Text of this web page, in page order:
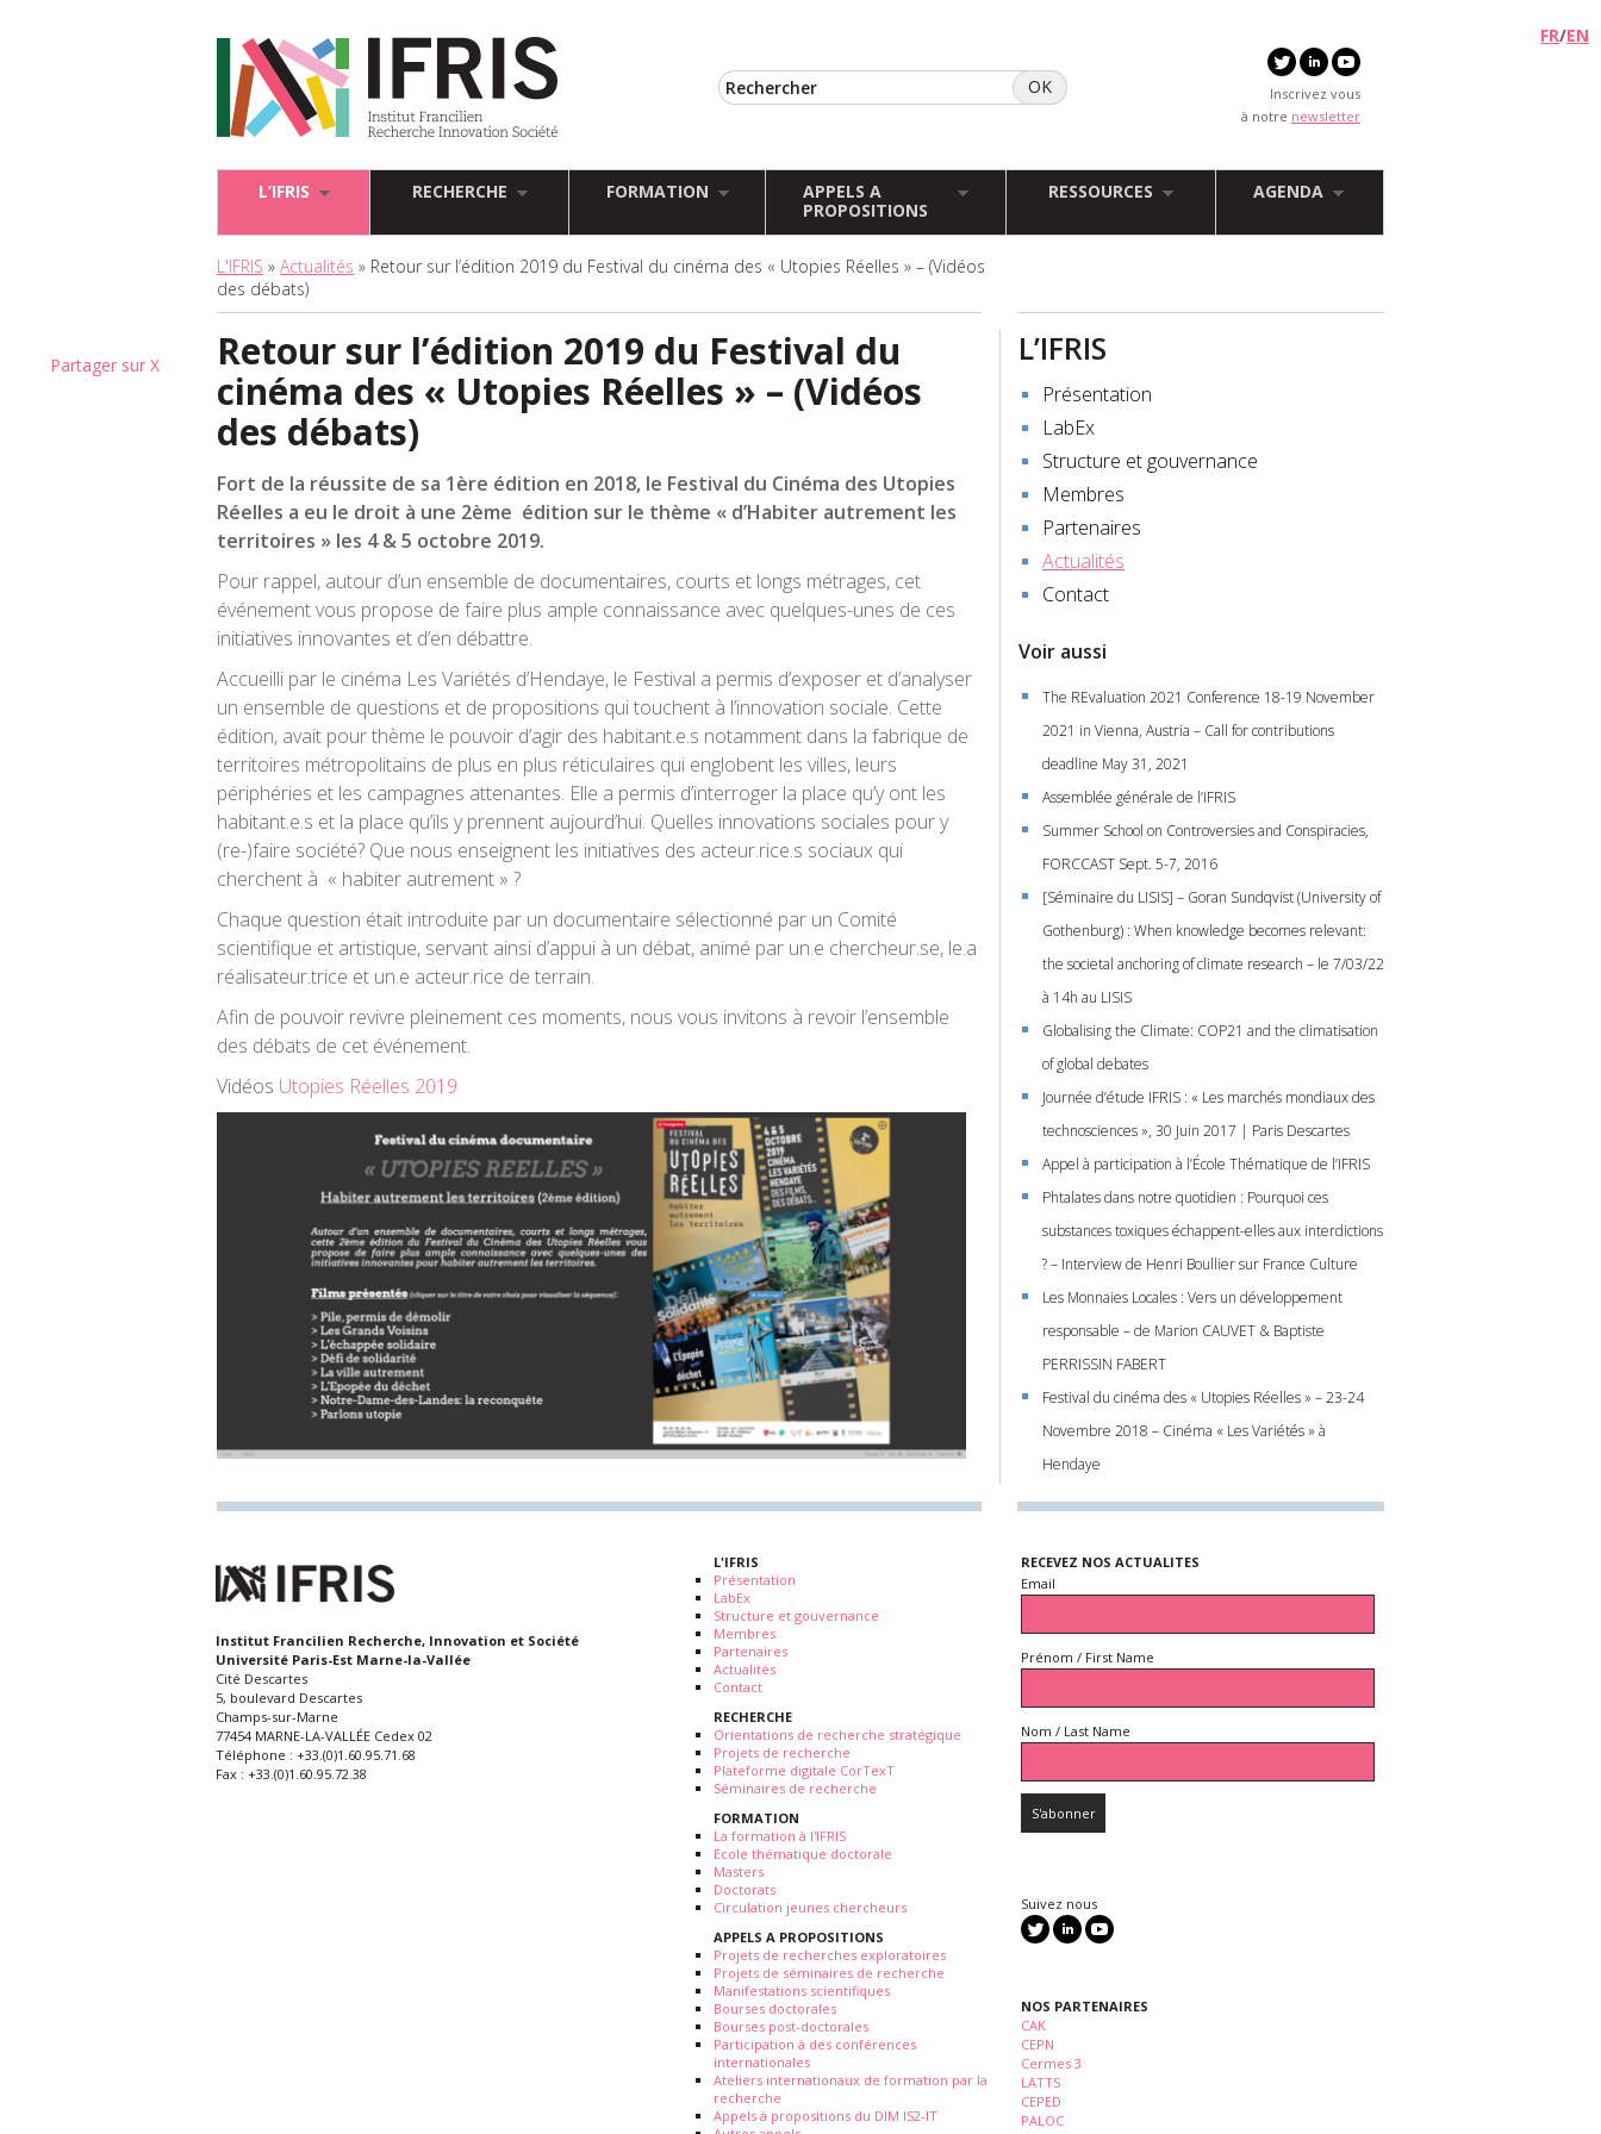
Inscrivez vous
à notre newsletter
FR/EN
L’IFRIS RECHERCHE FORMATION
APPELS A
PROPOSITIONS
RESSOURCES AGENDA
L'IFRIS » Actualités » Retour sur l’édition 2019 du Festival du cinéma des « Utopies Réelles » – (Vidéos
des débats)
Partager sur X
Retour sur l’édition 2019 du Festival du
cinéma des « Utopies Réelles » – (Vidéos
des débats)
Fort de la réussite de sa 1ère édition en 2018, le Festival du Cinéma des Utopies
Réelles a eu le droit à une 2ème édition sur le thème « d’Habiter autrement les
territoires » les 4 & 5 octobre 2019.
Pour rappel, autour d’un ensemble de documentaires, courts et longs métrages, cet
événement vous propose de faire plus ample connaissance avec quelques-unes de ces
initiatives innovantes et d’en débattre.
Accueilli par le cinéma Les Variétés d’Hendaye, le Festival a permis d’exposer et d’analyser
un ensemble de questions et de propositions qui touchent à l’innovation sociale. Cette
édition, avait pour thème le pouvoir d’agir des habitant.e.s notamment dans la fabrique de
territoires métropolitains de plus en plus réticulaires qui englobent les villes, leurs
périphéries et les campagnes attenantes. Elle a permis d’interroger la place qu’y ont les
habitant.e.s et la place qu’ils y prennent aujourd’hui. Quelles innovations sociales pour y
(re-)faire société? Que nous enseignent les initiatives des acteur.rice.s sociaux qui
cherchent à « habiter autrement » ?
Chaque question était introduite par un documentaire sélectionné par un Comité
scientifique et artistique, servant ainsi d’appui à un débat, animé par un.e chercheur.se, le.a
réalisateur.trice et un.e acteur.rice de terrain.
Afin de pouvoir revivre pleinement ces moments, nous vous invitons à revoir l’ensemble
des débats de cet événement.
Vidéos Utopies Réelles 2019
L’IFRIS
Présentation
LabEx
Structure et gouvernance
Membres
Partenaires
Actualités
Contact
Voir aussi
The REvaluation 2021 Conference 18-19 November
2021 in Vienna, Austria – Call for contributions
deadline May 31, 2021
Assemblée générale de l’IFRIS
Summer School on Controversies and Conspiracies,
FORCCAST Sept. 5-7, 2016
[Séminaire du LISIS] – Goran Sundqvist (University of
Gothenburg) : When knowledge becomes relevant:
the societal anchoring of climate research – le 7/03/22
à 14h au LISIS
Globalising the Climate: COP21 and the climatisation
of global debates
Journée d’étude IFRIS : « Les marchés mondiaux des
technosciences », 30 Juin 2017 | Paris Descartes
Appel à participation à l’École Thématique de l’IFRIS
Phtalates dans notre quotidien : Pourquoi ces
substances toxiques échappent-elles aux interdictions
? – Interview de Henri Boullier sur France Culture
Les Monnaies Locales : Vers un développement
responsable – de Marion CAUVET & Baptiste
PERRISSIN FABERT
Festival du cinéma des « Utopies Réelles » – 23-24
Novembre 2018 – Cinéma « Les Variétés » à
Hendaye
Institut Francilien Recherche, Innovation et Société
Université Paris-Est Marne-la-Vallée
Cité Descartes
5, boulevard Descartes
Champs-sur-Marne
77454 MARNE-LA-VALLÉE Cedex 02
Téléphone : +33.(0)1.60.95.71.68
Fax : +33.(0)1.60.95.72.38
L'IFRIS
Présentation
LabEx
Structure et gouvernance
Membres
Partenaires
Actualités
Contact
RECHERCHE
Orientations de recherche stratégique
Projets de recherche
Plateforme digitale CorTexT
Séminaires de recherche
FORMATION
La formation à l'IFRIS
Ecole thématique doctorale
Masters
Doctorats
Circulation jeunes chercheurs
APPELS A PROPOSITIONS
Projets de recherches exploratoires
Projets de séminaires de recherche
Manifestations scientifiques
Bourses doctorales
Bourses post-doctorales
Participation à des conférences
internationales
Ateliers internationaux de formation par la
recherche
Appels à propositions du DIM IS2-IT
RECEVEZ NOS ACTUALITES
Email
Prénom / First Name
Nom / Last Name
Suivez nous
NOS PARTENAIRES
CAK
CEPN
Cermes 3
LATTS
CEPED
PALOC